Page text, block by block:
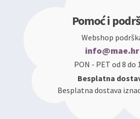
Pomoć i
Webshop
info@mae.hr
PON - PET od 8 do
Besplatna
Besplatna dostava